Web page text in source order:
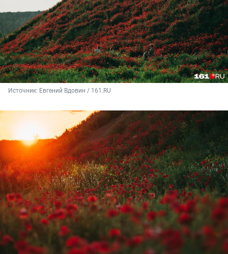
Источник: Евгений Вдовин / 161.RU